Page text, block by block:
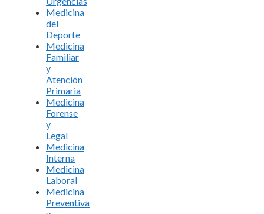
Medicina
del
Deporte
Medicina
Familiar
y
Atención
Primaria
Medicina
Forense
y
Legal
Medicina
Interna
Medicina
Laboral
Medicina
Preventiva